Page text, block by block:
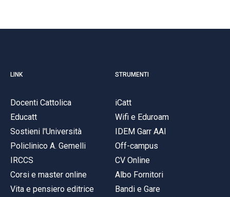
LINK
Docenti Cattolica
Educatt
Sostieni l'Università
Policlinico A. Gemelli
IRCCS
Corsi e master online
Vita e pensiero editrice
STRUMENTI
iCatt
Wifi e Eduroam
IDEM Garr AAI
Off-campus
CV Online
Albo Fornitori
Bandi e Gare